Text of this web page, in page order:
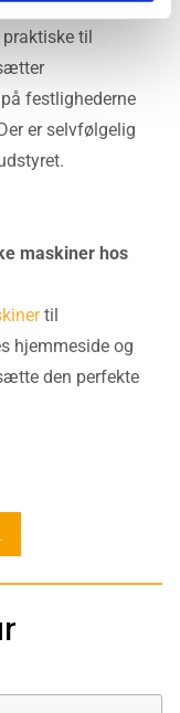
og vi er dermed
til
festlighederne
er selvfølgelig
maskiner hos
til
hjemmeside og
den perfekte